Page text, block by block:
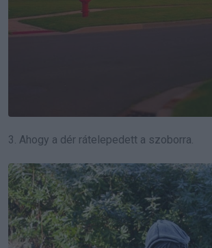
3. Ahogy a dér rátelepedett a szoborra.